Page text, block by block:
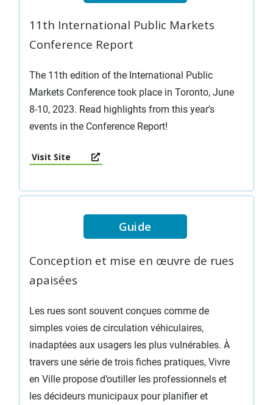
11th International Public Markets
Conference Report
The 11th edition of the International Public
Markets Conference took place in Toronto, June
8-10, 2023. Read highlights from this year's
events in the Conference Report!
Visit Site
Guide
Conception et mise en œuvre de rues
apaisées
Les rues sont souvent conçues comme de
simples voies de circulation véhiculaires,
inadaptées aux usagers les plus vulnérables. À
travers une série de trois fiches pratiques, Vivre
en Ville propose d’outiller les professionnels et
les décideurs municipaux pour planifier et